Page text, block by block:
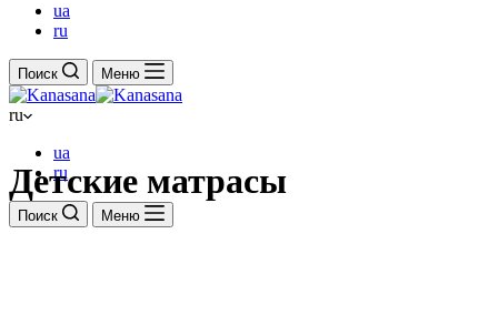
ua
ru
Поиск Меню
ru
ua
ru
Поиск Меню
Детские матрасы